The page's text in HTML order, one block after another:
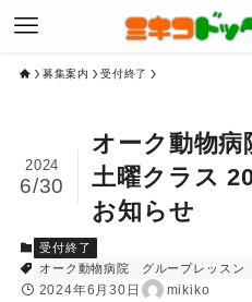
募集案内 受付終了
オーク動物病
土曜クラス
お知らせ
2024
6/30
受付終了
オーク動物病院
グループレッスン
2024年6月30日 mikiko